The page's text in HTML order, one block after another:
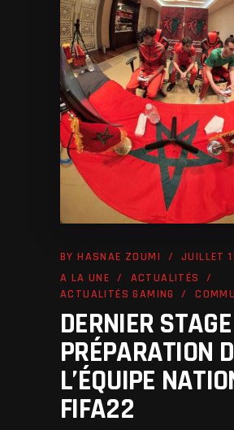
BYHASNAE ZOUMI
JUILLET
A LA UNE
ACTUALITÉS
ACTUALITÉS GAMING
DERNIER
PRÉPARATION
L’ÉQUIPE
FIFA22